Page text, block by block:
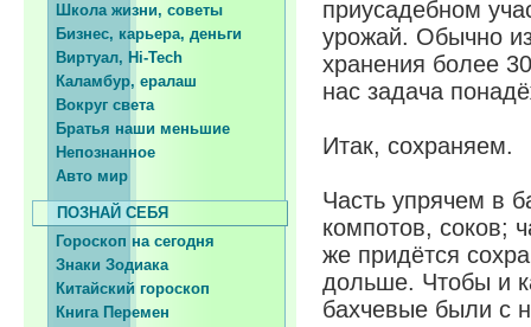
Школа жизни, советы
Бизнес, карьера, деньги
Виртуал, Hi-Tech
Каламбур, ералаш
Вокруг света
Братья наши меньшие
Непознанное
Авто мир
ПОЗНАЙ СЕБЯ
Гороскоп на сегодня
Знаки Зодиака
Китайский гороскоп
Книга Перемен
приусадебном
урожай. Обычно
хранения более
нас задача
Итак, сохраняем.
Часть упрячем в
компотов, соков;
же придётся
дольше. Чтобы и
бахчевые были с